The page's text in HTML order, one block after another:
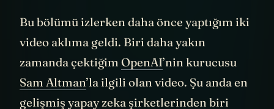
Bu bölümü izlerken daha önce yaptığım iki
video aklıma geldi. Biri daha yakın
zamanda çektiğimOpenAI’nin kurucusu
Sam Altman’la ilgili olan video. Şu anda en